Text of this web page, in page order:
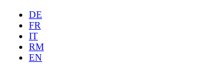
DE
FR
IT
RM
EN